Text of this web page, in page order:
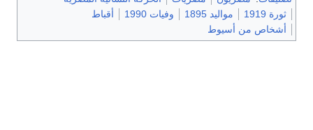
ثورة 1919
مواليد 1895 وفيات 1990
أقباط
أشخاص من أسيوط